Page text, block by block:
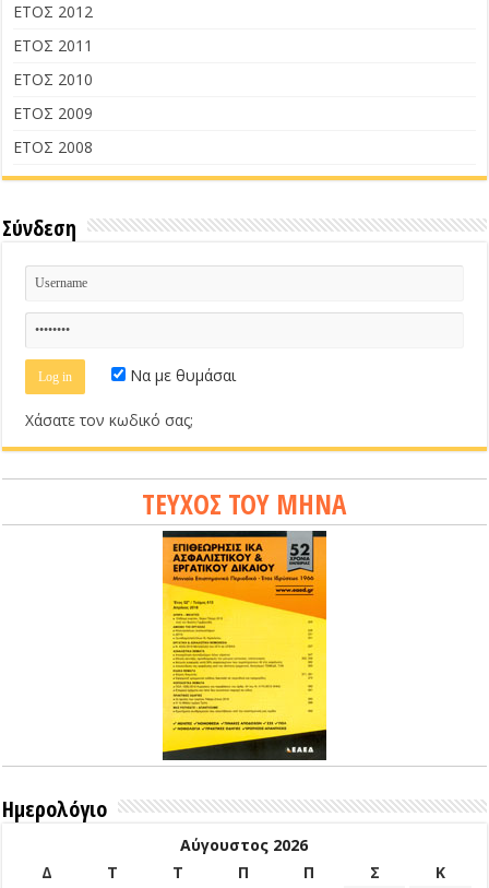
ΕΤΟΣ 2012
ΕΤΟΣ 2011
ΕΤΟΣ 2010
ΕΤΟΣ 2009
ΕΤΟΣ 2008
Σύνδεση
Να με θυμάσαι
Χάσατε τον κωδικό σας;
ΤΕΥΧΟΣ ΤΟΥ ΜΗΝΑ
Ημερολόγιο
Αύγουστος 2026
Δ
Τ Τ Π Π Σ
Κ